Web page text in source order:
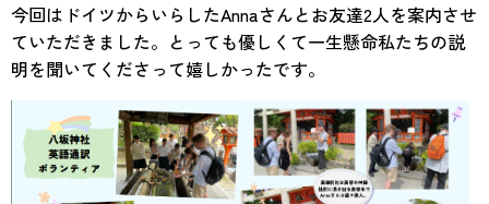
今回はドイツからいらしたAnnaさんとお友達2人を案内させ
ていただきました。とっても優しくて一生懸命私たちの説
明を聞いてくださって嬉しかったです。